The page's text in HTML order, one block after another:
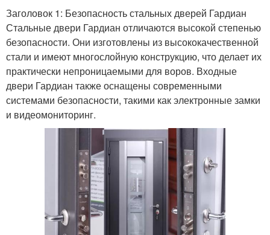
Заголовок 1: Безопасность стальных дверей Гардиан
Стальные двери Гардиан отличаются высокой степенью
безопасности. Они изготовлены из высококачественной
стали и имеют многослойную конструкцию, что делает их
практически непроницаемыми для воров. Входные
двери Гардиан также оснащены современными
системами безопасности, такими как электронные замки
и видеомониторинг.